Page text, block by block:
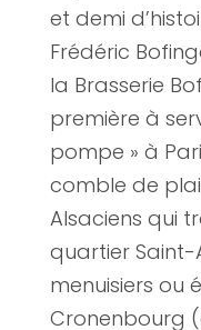
et demi
Frédéric
la Brasserie
première à
pompe » à
comble de
Alsaciens qui
quartier
menuisiers ou
Cronenbourg